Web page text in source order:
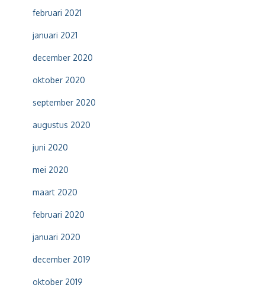
februari 2021
januari 2021
december 2020
oktober 2020
september 2020
augustus 2020
juni 2020
mei 2020
maart 2020
februari 2020
januari 2020
december 2019
oktober 2019